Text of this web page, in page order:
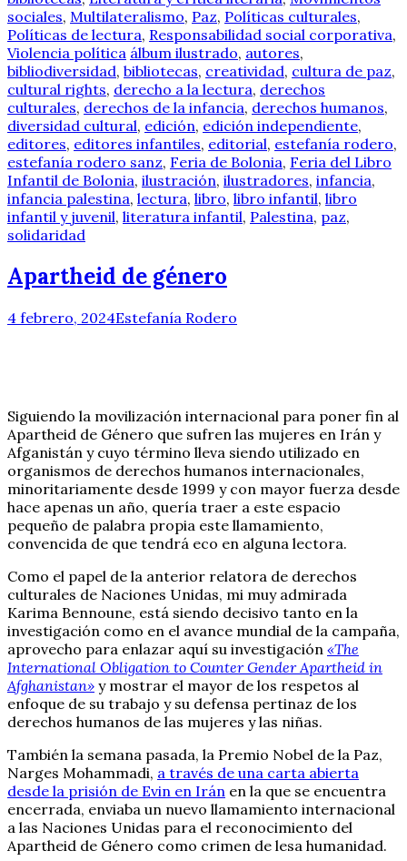
sociales, Multilateralismo, Paz, Políticas culturales,
Políticas de lectura, Responsabilidad social corporativa,
Violencia política álbum ilustrado, autores,
bibliodiversidad, bibliotecas, creatividad, cultura de paz,
cultural rights, derecho a la lectura, derechos
culturales, derechos de la infancia, derechos humanos,
diversidad cultural, edición, edición independiente,
editores, editores infantiles, editorial, estefanía rodero,
estefanía rodero sanz, Feria de Bolonia, Feria del Libro
Infantil de Bolonia, ilustración, ilustradores, infancia,
infancia palestina, lectura, libro, libro infantil, libro
infantil y juvenil, literatura infantil, Palestina, paz,
solidaridad
Apartheid de género
4 febrero, 2024Estefanía Rodero
Siguiendo la movilización internacional para poner fin al
Apartheid de Género que sufren las mujeres en Irán y
Afganistán y cuyo término lleva siendo utilizado en
organismos de derechos humanos internacionales,
minoritariamente desde 1999 y con mayor fuerza desde
hace apenas un año, quería traer a este espacio
pequeño de palabra propia este llamamiento,
convencida de que tendrá eco en alguna lectora.
Como el papel de la anterior relatora de derechos
culturales de Naciones Unidas, mi muy admirada
Karima Bennoune, está siendo decisivo tanto en la
investigación como en el avance mundial de la campaña,
aprovecho para enlazar aquí su investigación «The
International Obligation to Counter Gender Apartheid in
Afghanistan» y mostrar el mayor de los respetos al
enfoque de su trabajo y su defensa pertinaz de los
derechos humanos de las mujeres y las niñas.
También la semana pasada, la Premio Nobel de la Paz,
Narges Mohammadi, a través de una carta abierta
desde la prisión de Evin en Irán en la que se encuentra
encerrada, enviaba un nuevo llamamiento internacional
a las Naciones Unidas para el reconocimiento del
Apartheid de Género como crimen de lesa humanidad.